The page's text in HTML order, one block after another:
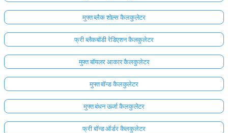
मुफ्त ब्लैक शोल्स कैलकुलेटर
फ्री ब्लैकबॉडी रेडिएशन कैलकुलेटर
मुफ्त बॉयलर आकार कैलकुलेटर
मुफ्त बॉन्ड कैलकुलेटर
मुफ्त बंधन ऊर्जा कैलकुलेटर
फ्री बॉन्ड ऑर्डर कैलकुलेटर